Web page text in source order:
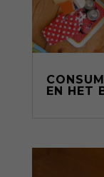
EN HET